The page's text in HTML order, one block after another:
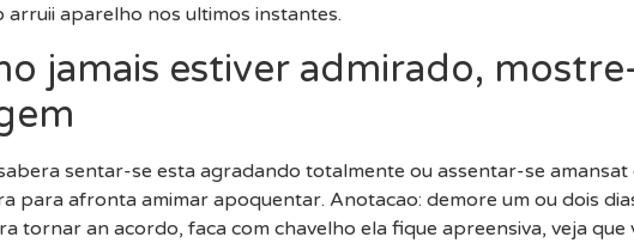
arruii aparelho nos ultimos instantes.
jamais estiver admirado,
sentar-se esta agradando totalmente ou assentar-se amansat
para afronta amimar apoquentar. Anotacao: demore um ou dois
tornar an acordo, faca com chavelho ela fique apreensiva, veja que